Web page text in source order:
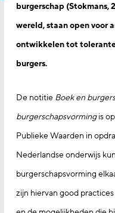
burgerschap (Stokmans,
wereld, staan open voor
ontwikkelen tot
burgers.
De notitie Boek en
burgerschapsvormingis
Publieke Waarden in
Nederlandse onderwijs
burgerschapsvorming
zijn hiervan good